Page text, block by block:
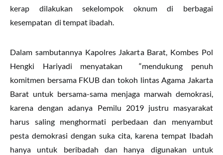
kerap dilakukan sekelompok oknum di berbagai
kesempatan di tempat ibadah.
Dalam sambutannya Kapolres Jakarta Barat, Kombes Pol
Hengki Hariyadi menyatakan “mendukung penuh
komitmen bersama FKUB dan tokoh lintas Agama Jakarta
Barat untuk bersama-sama menjaga marwah demokrasi,
karena dengan adanya Pemilu 2019 justru masyarakat
harus saling menghormati perbedaan dan menyambut
pesta demokrasi dengan suka cita, karena tempat Ibadah
hanya untuk beribadah dan hanya digunakan untuk